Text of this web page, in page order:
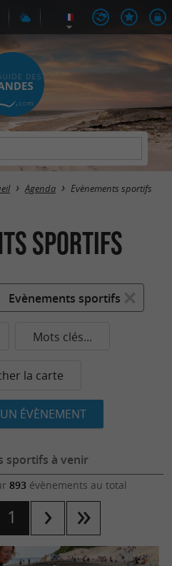
Agenda Evènements sportifs
sportifs
Evènements sportifs
Mots clés...
la carte
ÉVÈNEMENT
sportifs à venir
893évènements au total
1